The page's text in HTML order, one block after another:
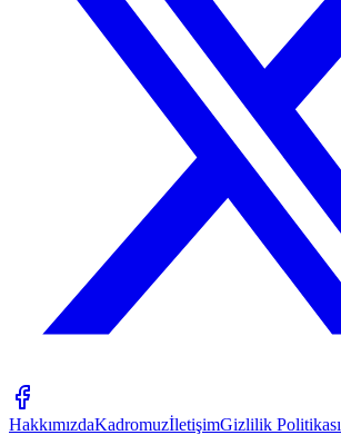
HakkımızdaKadromuzİletişimGizlilik Politikası